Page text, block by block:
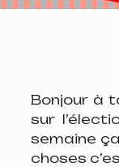
Bonjour à
sur
semaine
choses